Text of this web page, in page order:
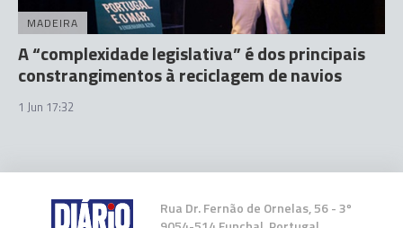
MADEIRA
A “complexidade legislativa” é dos principais
constrangimentos à reciclagem de navios
1 Jun 17:32
Rua Dr. Fernão de Ornelas, 56 - 3º